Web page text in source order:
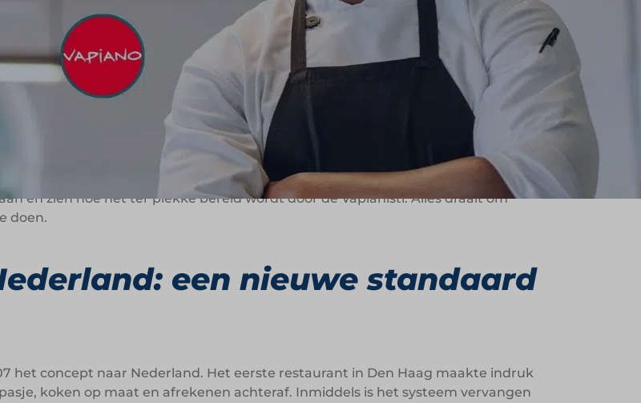
Gemiddelde omzet per vestiging
€ 2.935.839
staat om zijn handgemaakte verse pasta, open keukens en relaxte sfeer.
vinden, allemaal met hetzelfde uitgangspunt: eten zoals jij het wilt, gemaakt
en zien hoe het ter plekke bereid wordt door de Vapianisti. Alles draait om
doen.
een nieuwe standaard
het concept naar Nederland. Het eerste restaurant in Den Haag maakte indruk
koken op maat en afrekenen achteraf. Inmiddels is het systeem vervangen